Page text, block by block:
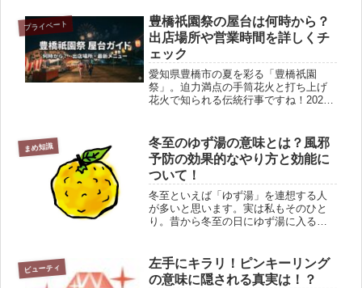
プライベート
豊橋祇園祭の屋台は何時から？
出店場所や営業時間を詳しくチ
ェック
愛知県豊橋市の夏を彩る「豊橋祇園
祭」。迫力満点の手筒花火と打ち上げ
花火で知られる伝統行事ですね！2026
境内）・7月18日（土）：打ち上げ花火
大会（豊川河川敷）・7月1...
まめ知識
冬至のゆず湯の意味とは？風邪
予防の効果的なやり方と効能に
ついて！
冬至といえば「ゆず湯」を連想する人
が多いと思います。実は私もそのひと
り。昔から冬至の日にゆず湯に入ると
は、ポンポンとゆずをお湯に浮かべて
香りを楽しむやり方です♪でも、どうし
ビューティ
左手にキラリ！ピンキーリング
の意味に隠される真実は！？